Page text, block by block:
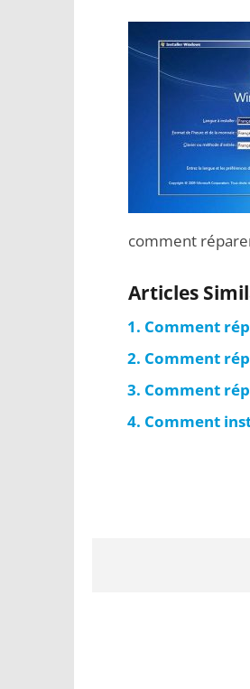
comment
Articles
Comment
Comment
Comment
Comment